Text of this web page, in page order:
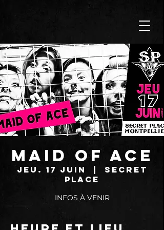
MAID OF ACE
jeu. 17 juin
SECRET
PLACE
INFOS À VENIR